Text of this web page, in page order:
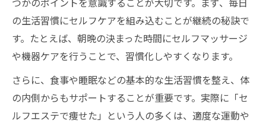
の生活習慣にセルフケアを組み込むことが継続の秘訣で
す。たとえば、朝晩の決まった時間にセルフマッサージ
や機器ケアを行うことで、習慣化しやすくなります。
さらに、食事や睡眠などの基本的な生活習慣を整え、体
の内側からもサポートすることが重要です。実際に「セ
ルフエステで痩せた」という人の多くは、適度な運動や